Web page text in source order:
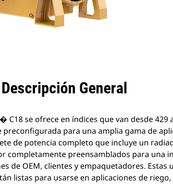
Descripción General
C18 se ofrece en índices que van desde 429
preconfigurada para una amplia gama de
de potencia completo que incluye un
completamente preensamblados para una
de OEM, clientes y empaquetadores. Estas
listas para usarse en aplicaciones de